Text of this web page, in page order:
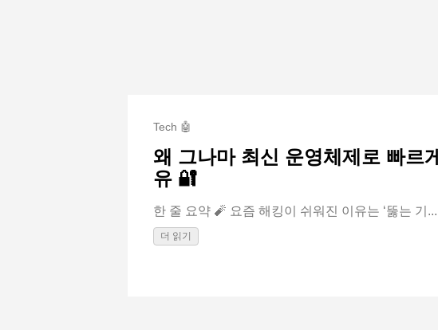
Tech 🤖
왜 그나마 최신 운영체제로 빠르
유 🔐
한 줄 요약 🧨 요즘 해킹이 쉬워진 이유는 ‘뚫는 기...
더 읽기